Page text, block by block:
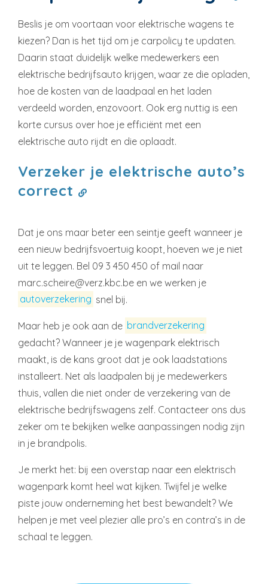
Beslis je om voortaan voor elektrische wagens te
kiezen? Dan is het tijd om je carpolicy te updaten.
Daarin staat duidelijk welke medewerkers een
elektrische bedrijfsauto krijgen, waar ze die opladen,
hoe de kosten van de laadpaal en het laden
verdeeld worden, enzovoort. Ook erg nuttig is een
korte cursus over hoe je efficiënt met een
elektrische auto rijdt en die oplaadt.
Verzeker je elektrische auto’s
correct
Dat je ons maar beter een seintje geeft wanneer je
een nieuw bedrijfsvoertuig koopt, hoeven we je niet
uit te leggen. Bel 09 3 450 450 of mail naar
marc.scheire@verz.kbc.be en we werken je
autoverzekering snel bij.
Maar heb je ook aan de brandverzekering
gedacht? Wanneer je je wagenpark elektrisch
maakt, is de kans groot dat je ook laadstations
installeert. Net als laadpalen bij je medewerkers
thuis, vallen die niet onder de verzekering van de
elektrische bedrijfswagens zelf. Contacteer ons dus
zeker om te bekijken welke aanpassingen nodig zijn
in je brandpolis.
Je merkt het: bij een overstap naar een elektrisch
wagenpark komt heel wat kijken. Twijfel je welke
piste jouw onderneming het best bewandelt? We
helpen je met veel plezier alle pro’s en contra’s in de
schaal te leggen.